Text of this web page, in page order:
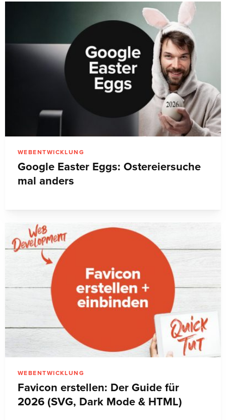
WEBENTWICKLUNG
Google Easter Eggs: Ostereiersuche
mal anders
WEBENTWICKLUNG
Favicon erstellen: Der Guide für
2026 (SVG, Dark Mode & HTML)